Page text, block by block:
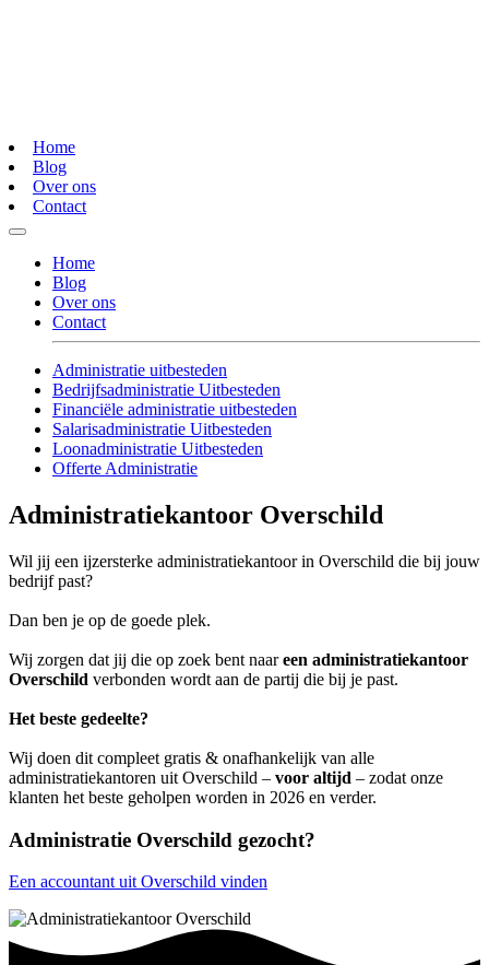
Home
Blog
Over ons
Contact
Home
Blog
Over ons
Contact
Administratie uitbesteden
Bedrijfsadministratie Uitbesteden
Financiële administratie uitbesteden
Salarisadministratie Uitbesteden
Loonadministratie Uitbesteden
Offerte Administratie
Administratiekantoor Overschild
Wil jij een ijzersterke administratiekantoor in Overschild die bij jouw
bedrijf past?
Dan ben je op de goede plek.
Wij zorgen dat jij die op zoek bent naareen administratiekantoor
Overschild verbonden wordt aan de partij die bij je past.
Het beste gedeelte?
Wij doen dit compleet gratis & onafhankelijk van alle
administratiekantoren uit Overschild – voor altijd – zodat onze
klanten het beste geholpen worden in 2026 en verder.
Administratie Overschild gezocht?
Een accountant uit Overschild vinden